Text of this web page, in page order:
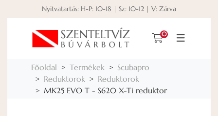
Nyitvatartás: H-P: 10-18 | Sz: 10-12 | V: Zárva
0
Főoldal Termékek
Scubapro
Reduktorok
Reduktorok
MK25 EVO T - S620 X-Ti reduktor